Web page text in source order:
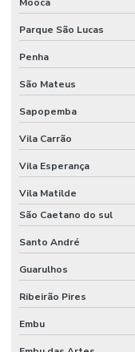
Sistema de acesso com
Sistema de câmeras
Sistema de cftv
Solução de vigilância
Parque São Lucas
Penha
São Mateus
Sapopemba
Vila Carrão
Vila Esperança
Vila Matilde
São Caetano do sul
Santo André
Guarulhos
Ribeirão Pires
Embu